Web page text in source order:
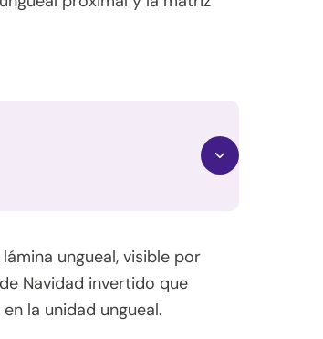
ungueal, visible por
Navidad invertido que
la unidad ungueal.